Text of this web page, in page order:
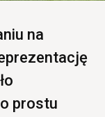
na
prostu